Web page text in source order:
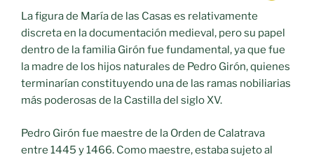
La figura de María de las Casas es relativamente
discreta en la documentación medieval, pero su papel
dentro de la familia Girón fue fundamental, ya que fue
la madre de los hijos naturales de Pedro Girón, quienes
terminarían constituyendo una de las ramas nobiliarias
más poderosas de la Castilla del siglo XV.
Pedro Girón fue maestre de la Orden de Calatrava
entre 1445 y 1466. Como maestre, estaba sujeto al